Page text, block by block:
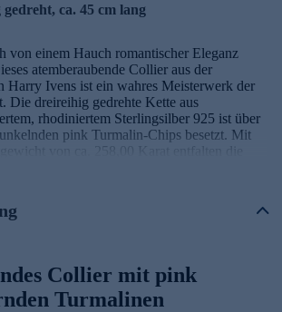
ca. 45 cm lang
von einem Hauch romantischer Eleganz
atemberaubende Collier aus der
Harry Ivens ist ein wahres Meisterwerk der
Die dreireihig gedrehte Kette aus
rhodiniertem Sterlingsilber 925 ist über
pink Turmalin-Chips besetzt. Mit
von ca. 258,00 Karat entfalten die
Edelsteine aus Brasilien ein faszinierendes
Collier eine organische, lebendige
von ca. 0,58 x 0,30 - 0,32 x 0,14 cm
Collier perfekt an Ihren Hals. Ob als
für besondere Anlässe oder als
Collier mit pink
Turmalinen